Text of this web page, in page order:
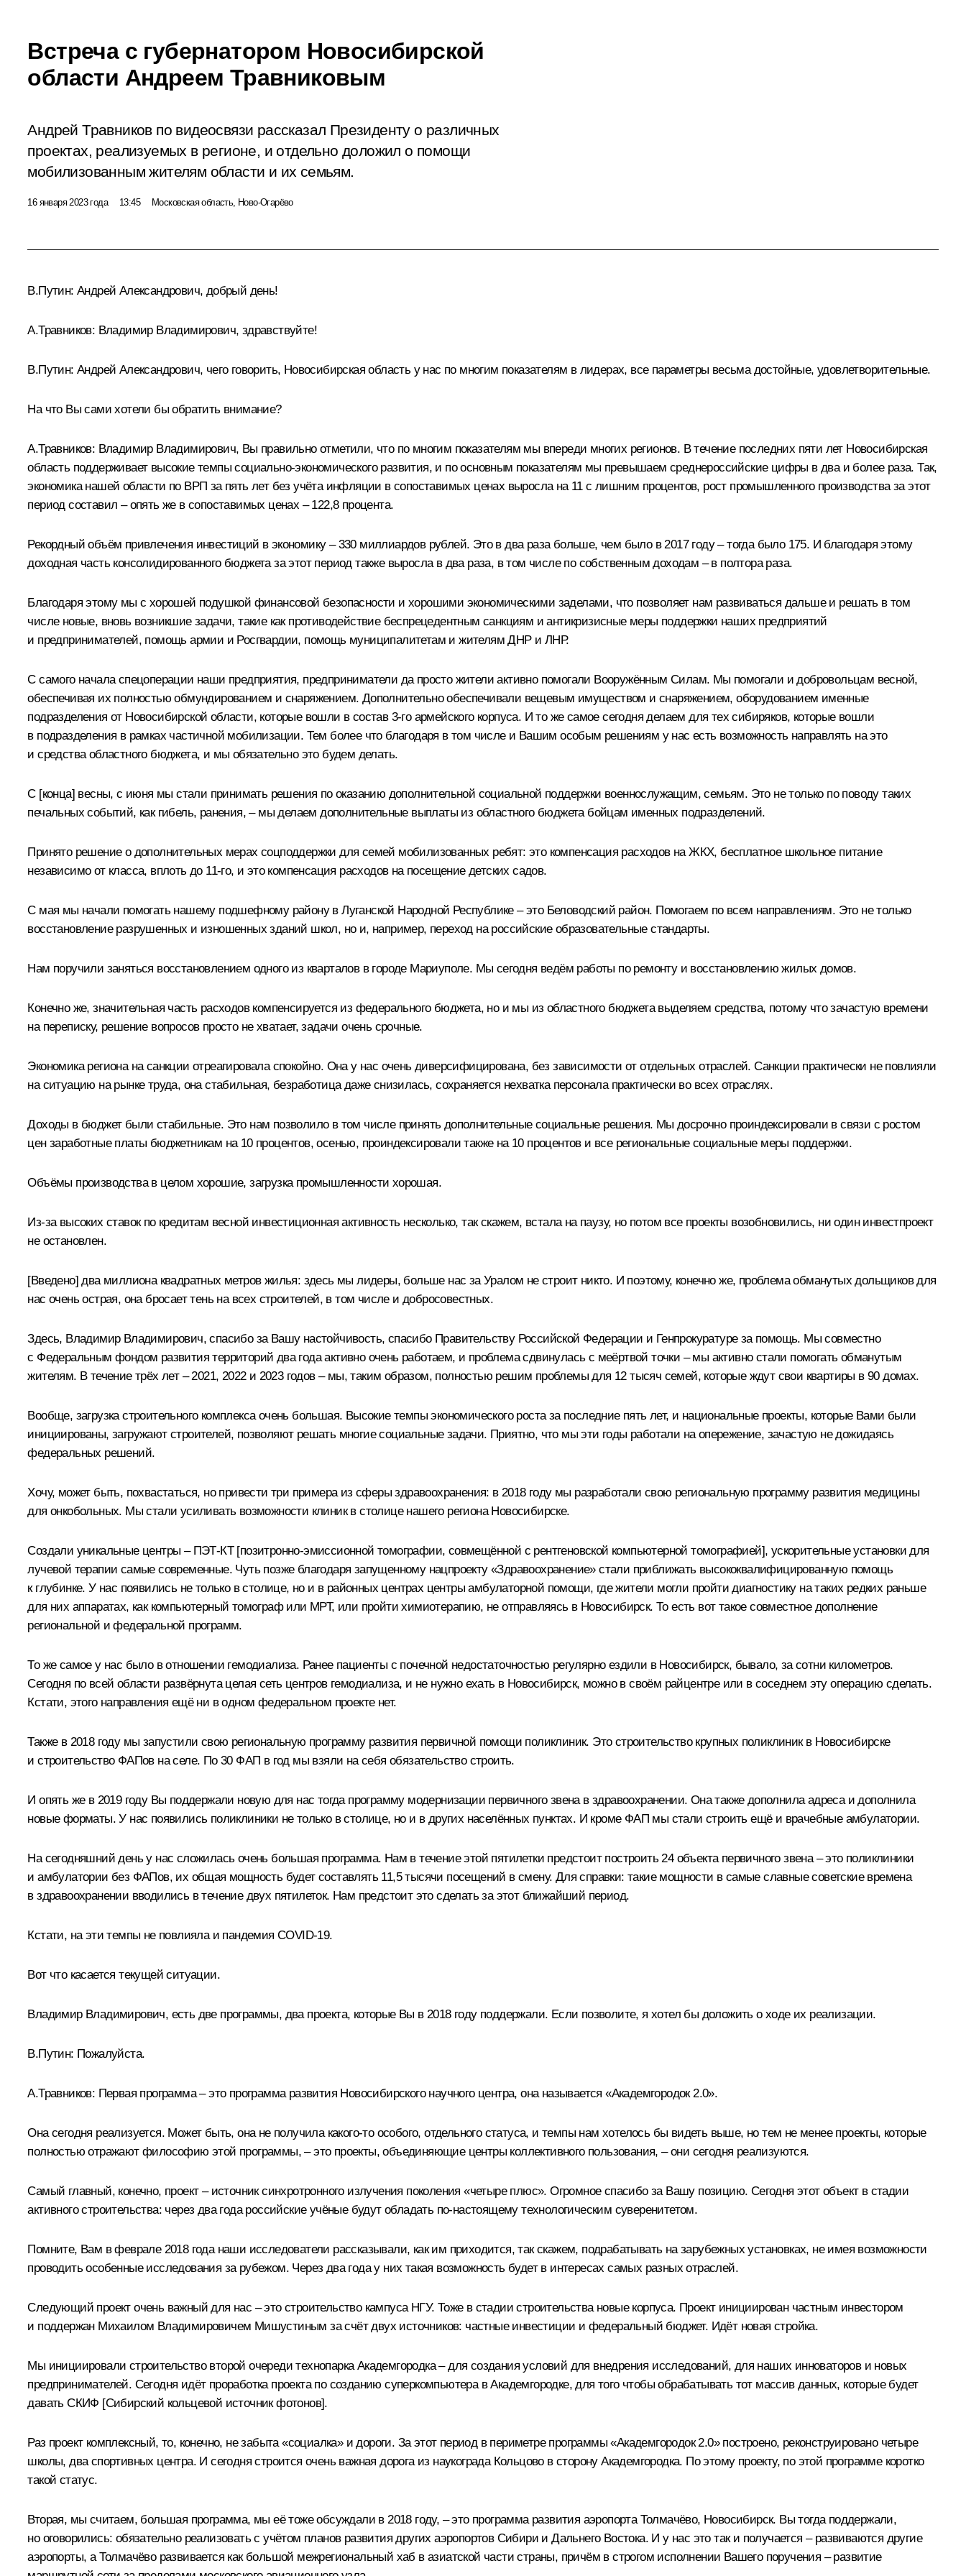
Встреча с губернатором Новосибирской
области Андреем Травниковым
Андрей Травников по видеосвязи рассказал Президенту о различных
проектах, реализуемых в регионе, и отдельно доложил о помощи
мобилизованным жителям области и их семьям.
16 января 2023 года 13:45 Московская область, Ново-Огарёво
В.Путин: Андрей Александрович, добрый день!
А.Травников: Владимир Владимирович, здравствуйте!
В.Путин: Андрей Александрович, чего говорить, Новосибирская область у нас по многим показателям в лидерах, все параметры весьма достойные, удовлетворительные.
На что Вы сами хотели бы обратить внимание?
А.Травников: Владимир Владимирович, Вы правильно отметили, что по многим показателям мы впереди многих регионов. В течение последних пяти лет Новосибирская
область поддерживает высокие темпы социально-экономического развития, и по основным показателям мы превышаем среднероссийские цифры в два и более раза. Так,
экономика нашей области по ВРП за пять лет без учёта инфляции в сопоставимых ценах выросла на 11 с лишним процентов, рост промышленного производства за этот
период составил – опять же в сопоставимых ценах – 122,8 процента.
Рекордный объём привлечения инвестиций в экономику – 330 миллиардов рублей. Это в два раза больше, чем было в 2017 году – тогда было 175. И благодаря этому
доходная часть консолидированного бюджета за этот период также выросла в два раза, в том числе по собственным доходам – в полтора раза.
Благодаря этому мы с хорошей подушкой финансовой безопасности и хорошими экономическими заделами, что позволяет нам развиваться дальше и решать в том
числе новые, вновь возникшие задачи, такие как противодействие беспрецедентным санкциям и антикризисные меры поддержки наших предприятий
и предпринимателей, помощь армии и Росгвардии, помощь муниципалитетам и жителям ДНР и ЛНР.
С самого начала спецоперации наши предприятия, предприниматели да просто жители активно помогали Вооружённым Силам. Мы помогали и добровольцам весной,
обеспечивая их полностью обмундированием и снаряжением. Дополнительно обеспечивали вещевым имуществом и снаряжением, оборудованием именные
подразделения от Новосибирской области, которые вошли в состав 3-го армейского корпуса. И то же самое сегодня делаем для тех сибиряков, которые вошли
в подразделения в рамках частичной мобилизации. Тем более что благодаря в том числе и Вашим особым решениям у нас есть возможность направлять на это
и средства областного бюджета, и мы обязательно это будем делать.
С [конца] весны, с июня мы стали принимать решения по оказанию дополнительной социальной поддержки военнослужащим, семьям. Это не только по поводу таких
печальных событий, как гибель, ранения, – мы делаем дополнительные выплаты из областного бюджета бойцам именных подразделений.
Принято решение о дополнительных мерах соцподдержки для семей мобилизованных ребят: это компенсация расходов на ЖКХ, бесплатное школьное питание
независимо от класса, вплоть до 11-го, и это компенсация расходов на посещение детских садов.
С мая мы начали помогать нашему подшефному району в Луганской Народной Республике – это Беловодский район. Помогаем по всем направлениям. Это не только
восстановление разрушенных и изношенных зданий школ, но и, например, переход на российские образовательные стандарты.
Нам поручили заняться восстановлением одного из кварталов в городе Мариуполе. Мы сегодня ведём работы по ремонту и восстановлению жилых домов.
Конечно же, значительная часть расходов компенсируется из федерального бюджета, но и мы из областного бюджета выделяем средства, потому что зачастую времени
на переписку, решение вопросов просто не хватает, задачи очень срочные.
Экономика региона на санкции отреагировала спокойно. Она у нас очень диверсифицирована, без зависимости от отдельных отраслей. Санкции практически не повлияли
на ситуацию на рынке труда, она стабильная, безработица даже снизилась, сохраняется нехватка персонала практически во всех отраслях.
Доходы в бюджет были стабильные. Это нам позволило в том числе принять дополнительные социальные решения. Мы досрочно проиндексировали в связи с ростом
цен заработные платы бюджетникам на 10 процентов, осенью, проиндексировали также на 10 процентов и все региональные социальные меры поддержки.
Объёмы производства в целом хорошие, загрузка промышленности хорошая.
Из-за высоких ставок по кредитам весной инвестиционная активность несколько, так скажем, встала на паузу, но потом все проекты возобновились, ни один инвестпроект
не остановлен.
[Введено] два миллиона квадратных метров жилья: здесь мы лидеры, больше нас за Уралом не строит никто. И поэтому, конечно же, проблема обманутых дольщиков для
нас очень острая, она бросает тень на всех строителей, в том числе и добросовестных.
Здесь, Владимир Владимирович, спасибо за Вашу настойчивость, спасибо Правительству Российской Федерации и Генпрокуратуре за помощь. Мы совместно
с Федеральным фондом развития территорий два года активно очень работаем, и проблема сдвинулась с меёртвой точки – мы активно стали помогать обманутым
жителям. В течение трёх лет – 2021, 2022 и 2023 годов – мы, таким образом, полностью решим проблемы для 12 тысяч семей, которые ждут свои квартиры в 90 домах.
Вообще, загрузка строительного комплекса очень большая. Высокие темпы экономического роста за последние пять лет, и национальные проекты, которые Вами были
инициированы, загружают строителей, позволяют решать многие социальные задачи. Приятно, что мы эти годы работали на опережение, зачастую не дожидаясь
федеральных решений.
Хочу, может быть, похвастаться, но привести три примера из сферы здравоохранения: в 2018 году мы разработали свою региональную программу развития медицины
для онкобольных. Мы стали усиливать возможности клиник в столице нашего региона Новосибирске.
Создали уникальные центры – ПЭТ-КТ [позитронно-эмиссионной томографии, совмещённой с рентгеновской компьютерной томографией], ускорительные установки для
лучевой терапии самые современные. Чуть позже благодаря запущенному нацпроекту «Здравоохранение» стали приближать высококвалифицированную помощь
к глубинке. У нас появились не только в столице, но и в районных центрах центры амбулаторной помощи, где жители могли пройти диагностику на таких редких раньше
для них аппаратах, как компьютерный томограф или МРТ, или пройти химиотерапию, не отправляясь в Новосибирск. То есть вот такое совместное дополнение
региональной и федеральной программ.
То же самое у нас было в отношении гемодиализа. Ранее пациенты с почечной недостаточностью регулярно ездили в Новосибирск, бывало, за сотни километров.
Сегодня по всей области развёрнута целая сеть центров гемодиализа, и не нужно ехать в Новосибирск, можно в своём райцентре или в соседнем эту операцию сделать.
Кстати, этого направления ещё ни в одном федеральном проекте нет.
Также в 2018 году мы запустили свою региональную программу развития первичной помощи поликлиник. Это строительство крупных поликлиник в Новосибирске
и строительство ФАПов на селе. По 30 ФАП в год мы взяли на себя обязательство строить.
И опять же в 2019 году Вы поддержали новую для нас тогда программу модернизации первичного звена в здравоохранении. Она также дополнила адреса и дополнила
новые форматы. У нас появились поликлиники не только в столице, но и в других населённых пунктах. И кроме ФАП мы стали строить ещё и врачебные амбулатории.
На сегодняшний день у нас сложилась очень большая программа. Нам в течение этой пятилетки предстоит построить 24 объекта первичного звена – это поликлиники
и амбулатории без ФАПов, их общая мощность будет составлять 11,5 тысячи посещений в смену. Для справки: такие мощности в самые славные советские времена
в здравоохранении вводились в течение двух пятилеток. Нам предстоит это сделать за этот ближайший период.
Кстати, на эти темпы не повлияла и пандемия COVID-19.
Вот что касается текущей ситуации.
Владимир Владимирович, есть две программы, два проекта, которые Вы в 2018 году поддержали. Если позволите, я хотел бы доложить о ходе их реализации.
В.Путин: Пожалуйста.
А.Травников: Первая программа – это программа развития Новосибирского научного центра, она называется «Академгородок 2.0».
Она сегодня реализуется. Может быть, она не получила какого-то особого, отдельного статуса, и темпы нам хотелось бы видеть выше, но тем не менее проекты, которые
полностью отражают философию этой программы, – это проекты, объединяющие центры коллективного пользования, – они сегодня реализуются.
Самый главный, конечно, проект – источник синхротронного излучения поколения «четыре плюс». Огромное спасибо за Вашу позицию. Сегодня этот объект в стадии
активного строительства: через два года российские учёные будут обладать по-настоящему технологическим суверенитетом.
Помните, Вам в феврале 2018 года наши исследователи рассказывали, как им приходится, так скажем, подрабатывать на зарубежных установках, не имея возможности
проводить особенные исследования за рубежом. Через два года у них такая возможность будет в интересах самых разных отраслей.
Следующий проект очень важный для нас – это строительство кампуса НГУ. Тоже в стадии строительства новые корпуса. Проект инициирован частным инвестором
и поддержан Михаилом Владимировичем Мишустиным за счёт двух источников: частные инвестиции и федеральный бюджет. Идёт новая стройка.
Мы инициировали строительство второй очереди технопарка Академгородка – для создания условий для внедрения исследований, для наших инноваторов и новых
предпринимателей. Сегодня идёт проработка проекта по созданию суперкомпьютера в Академгородке, для того чтобы обрабатывать тот массив данных, которые будет
давать СКИФ [Сибирский кольцевой источник фотонов].
Раз проект комплексный, то, конечно, не забыта «социалка» и дороги. За этот период в периметре программы «Академгородок 2.0» построено, реконструировано четыре
школы, два спортивных центра. И сегодня строится очень важная дорога из наукограда Кольцово в сторону Академгородка. По этому проекту, по этой программе коротко
такой статус.
Вторая, мы считаем, большая программа, мы её тоже обсуждали в 2018 году, – это программа развития аэропорта Толмачёво, Новосибирск. Вы тогда поддержали,
но оговорились: обязательно реализовать с учётом планов развития других аэропортов Сибири и Дальнего Востока. И у нас это так и получается – развиваются другие
аэропорты, а Толмачёво развивается как большой межрегиональный хаб в азиатской части страны, причём в строгом исполнении Вашего поручения – развитие